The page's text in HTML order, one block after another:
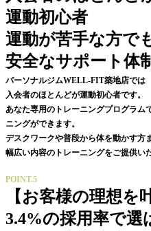
運動初心者
運動が苦手な方で
安全なサポート体
パーソナルジムWELL-FIT築地店では
入会者のほとんどが運動初心者です。
あなた専用のトレーニングプログラム
ニングができます。
デスクワークや普段から体を動かす方
幅広い内容のトレーニングをご提供い
POINT.5
【お客様の理想を
3.4%の採用率で選